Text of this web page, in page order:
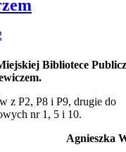
Bibliotece
z P2, P8 i P9, drugie do
nr 1, 5 i 10.
Agnieszka